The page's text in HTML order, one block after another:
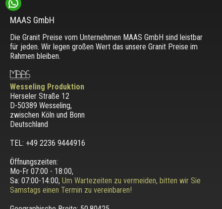
MAAS GmbH
Die Granit Preise vom Unternehmen MAAS GmbH sind leistbar
für jeden. Wir legen großen Wert das unsere Granit Preise im
Rahmen bleiben.
Wesseling Produktion
Herseler Straße 12
D-50389 Wesseling,
zwischen Köln und Bonn
Deutschland
TEL: +49 2236 9444916
Öffnungszeiten:
Mo-Fr 07:00 - 18:00,
Sa: 07:00-14:00, Um Wartezeiten zu vermeiden, bitten wir Sie
Samstags einen Termin zu vereinbaren!